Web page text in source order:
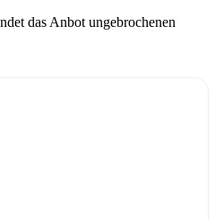
das Anbot ungebrochenen